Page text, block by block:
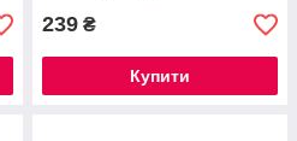
239 ₴
Купити